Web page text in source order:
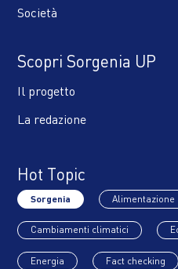
Società
Scopri Sorgenia UP
Il progetto
La redazione
Hot Topic
Sorgenia Alimentazione
Cambiamenti climatici
Energia Fact checking